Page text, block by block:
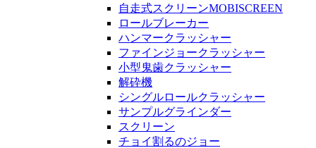
自走式スクリーンMOBISCREEN
ロールブレーカー
ハンマークラッシャー
ファインジョークラッシャー
小型鬼歯クラッシャー
解砕機
シングルロールクラッシャー
サンプルグラインダー
スクリーン
チョイ割るのジョー